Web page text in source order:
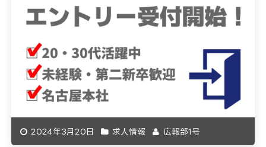
施工実績
会社概要
お問い合わせ
2024年3月20日 求人情報 広報部1号